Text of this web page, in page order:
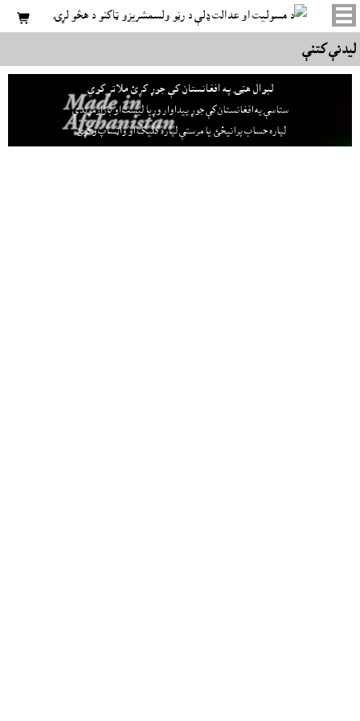

ليدنې کتنې
لېوال هټۍ په افغانستان کې جوړ کړئ ملاتړ کوي
ستاسې په افغانستان کې جوړ پيداوار وړيا ليست او بازارموندې
لپاره حساب پرانيځئ يا مرستې لپاره کليک او واټساپ وکړئ.